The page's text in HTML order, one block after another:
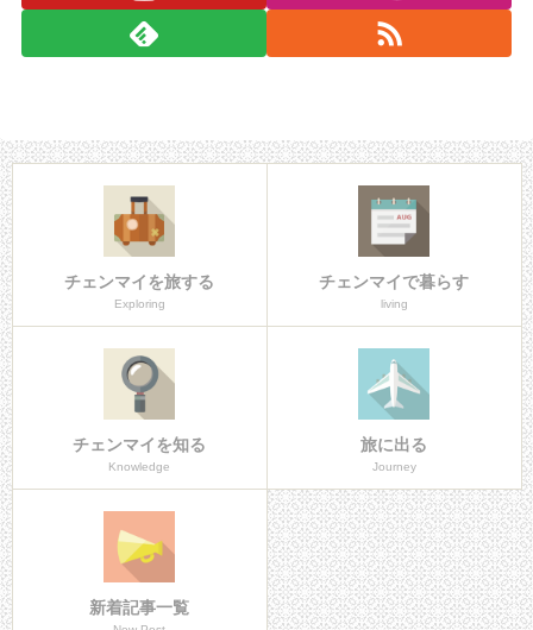
チェンマイを旅する
Exploring
チェンマイで暮らす
living
チェンマイを知る
Knowledge
旅に出る
Journey
新着記事一覧